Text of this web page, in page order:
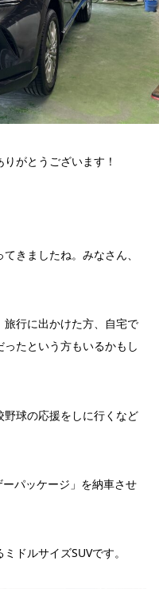
がとうございます！
きましたね。みなさん、
行に出かけた方、自宅で
たという方もいるかもし
球の応援をしに行くなど
パッケージ」を納車させ
ドルサイズSUVです。